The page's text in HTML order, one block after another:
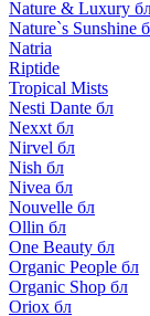
Nature & Luxury
Nature`s Sunshine
Natria
Riptide
Tropical Mists
Nesti Dante бл
Nexxt бл
Nirvel бл
Nish бл
Nivea бл
Nouvelle бл
Ollin бл
One Beauty бл
Organic People бл
Organic Shop бл
Oriox бл